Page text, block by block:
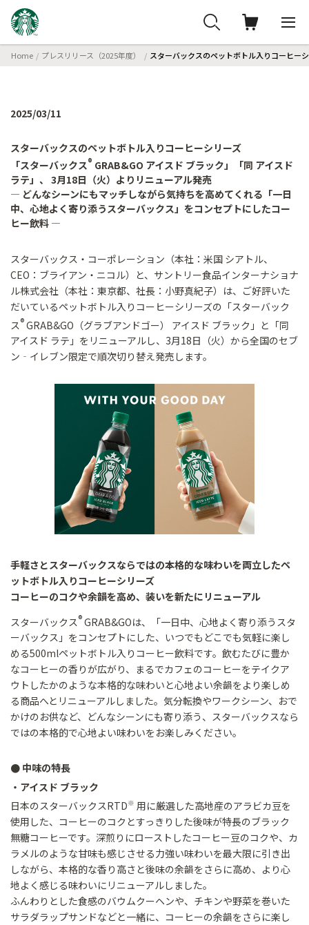
Home プレスリリース（2025年度） スターバックスのペットボトル入りコーヒー
2025/03/11
スターバックスのペットボトル入りコーヒーシリーズ
「スターバックス® GRAB&GO アイスド ブラック」「同 アイスド
ラテ」、 3月18日（火）よりリニューアル発売
― どんなシーンにもマッチしながら気持ちを高めてくれる「一日
中、心地よく寄り添うスターバックス」をコンセプトにしたコー
ヒー飲料 ―
スターバックス・コーポレーション（本社：米国 シアトル、
CEO：ブライアン・ニコル）と、サントリー食品インターナショナ
ル株式会社（本社：東京都、社長：小野真紀子）は、ご好評いた
だいているペットボトル入りコーヒーシリーズの「スターバック
ス®GRAB&GO（グラブアンドゴー） アイスド ブラック」と「同
アイスド ラテ」をリニューアルし、3月18日（火）から全国のセブ
ン‐イレブン限定で順次切り替え発売します。
手軽さとスターバックスならではの本格的な味わいを両立したペ
ットボトル入りコーヒーシリーズ
コーヒーのコクや余韻を高め、装いを新たにリニューアル
スターバックス®GRAB&GOは、「一日中、心地よく寄り添うスタ
ーバックス」をコンセプトにした、いつでもどこでも気軽に楽し
める500mlペットボトル入りコーヒー飲料です。飲むたびに豊か
なコーヒーの香りが広がり、まるでカフェのコーヒーをテイクア
ウトしたかのような本格的な味わいと心地よい余韻をより楽しめ
る商品へとリニューアルしました。気分転換やワークシーン、おで
かけのお供など、どんなシーンにも寄り添う、スターバックスなら
ではの本格的で心地よい味わいをお楽しみください。
● 中味の特長
・アイスド ブラック
日本のスターバックスRTD※ 用に厳選した高地産のアラビカ豆を
使用した、コーヒーのコクとすっきりした後味が特長のブラック
無糖コーヒーです。深煎りにローストしたコーヒー豆のコクや、カ
ラメルのような甘味も感じさせる力強い味わいを最大限に引き出
しながら、本格的な香り高さと後味の余韻をさらに高め、より心
地よく感じる味わいにリニューアルしました。
ふんわりとした食感のバウムクーヘンや、チキンや野菜を巻いた
サラダラップサンドなどと一緒に、コーヒーの余韻をさらに楽し